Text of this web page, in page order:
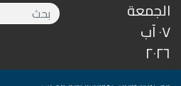
الجمعة
٠٧ آب
٢٠٢٦